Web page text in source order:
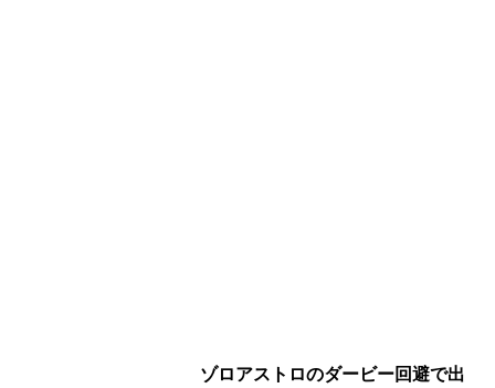
ゾロアストロのダービー回避で出